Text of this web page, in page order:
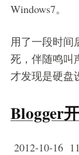
Windows7。
用了一段时间
死，伴随鸣叫
才发现是硬盘
Blogger
2012-10-16